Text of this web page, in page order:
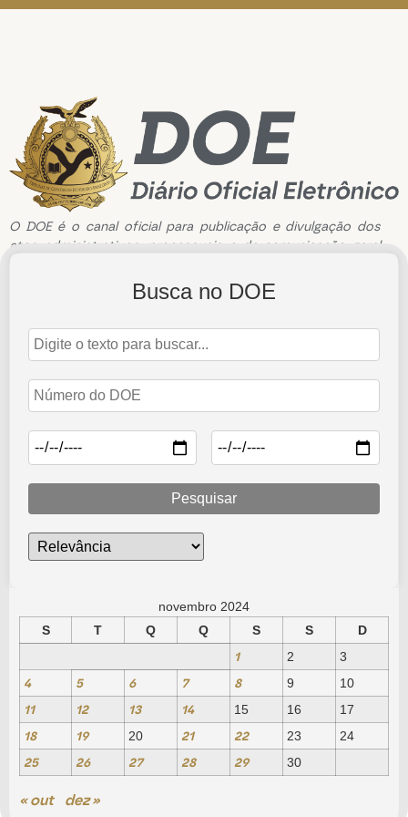
O DOE é o canal oficial para publicação e divulgação dos
atos administrativos, processuais e de comunicação geral
Edição de n°3434 de 7 de novembro de 2024
7 de novembro de 2024
Abrir Edição
Busca no DOE
Pesquisar
novembro 2024
S
T Q Q S S D
1 2 3
4 5 6 7 8 9 10
11 12 13 14 15 16 17
18 19 20 21 22 23 24
25 26 27 28 29 30
« out dez »